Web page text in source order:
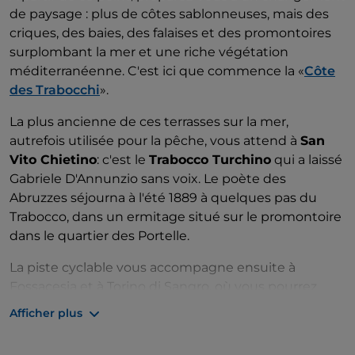
de paysage : plus de côtes sablonneuses, mais des
criques, des baies, des falaises et des promontoires
surplombant la mer et une riche végétation
méditerranéenne. C'est ici que commence la «Côte
des Trabocchi».
La plus ancienne de ces terrasses sur la mer,
autrefois utilisée pour la pêche, vous attend à San
Vito Chietino: c'est le Trabocco Turchino qui a laissé
Gabriele D'Annunzio sans voix. Le poète des
Abruzzes séjourna à l'été 1889 à quelques pas du
Trabocco, dans un ermitage situé sur le promontoire
dans le quartier des Portelle.
La piste cyclable vous accompagne ensuite à
passer quelques heures de détente immergés dans
réserve naturelle régionale Lecceta de Torino di
Afficher plus